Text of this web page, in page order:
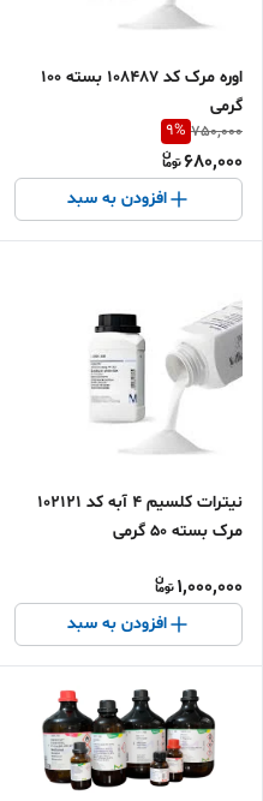
اوره مرک کد 108487 بسته 100
گرمی
750,000
9%
680,000
افزودن به سبد
نیترات کلسیم 4 آبه کد 102121
مرک بسته 50 گرمی
1,000,000
افزودن به سبد